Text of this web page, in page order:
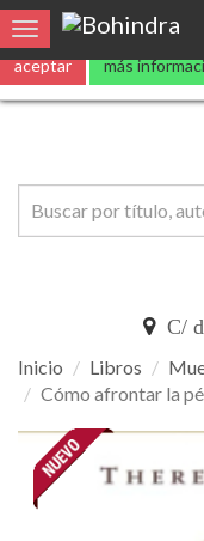
Toggle navigation
C/
Cómo afrontar la
afrontar
pérdida
de